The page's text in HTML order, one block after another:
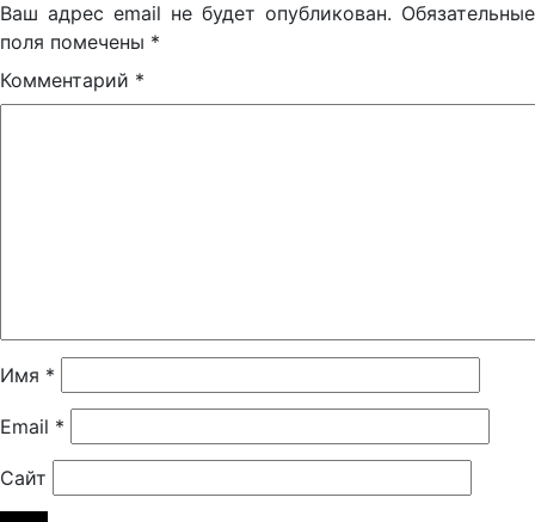
Ваш адрес email не будет опубликован. Обязательные
поля помечены *
Комментарий *
Имя *
Email *
Сайт